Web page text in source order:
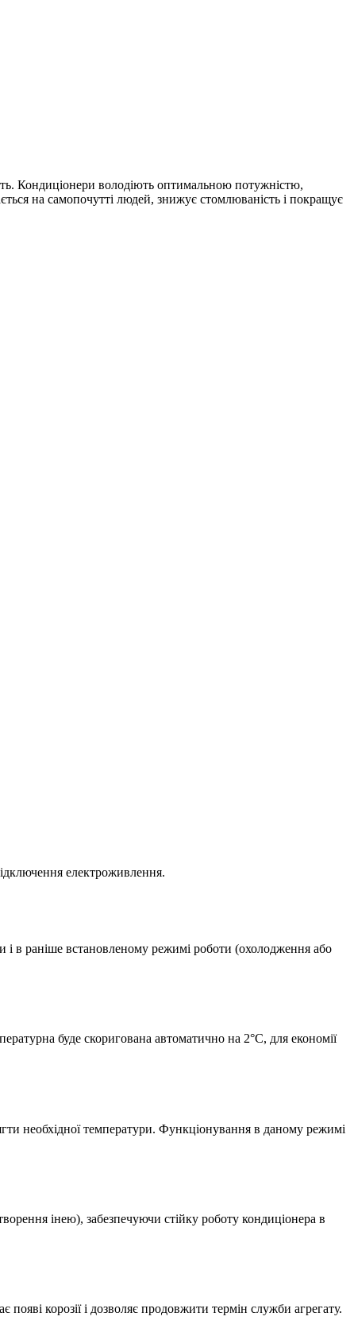
Кондиціонери володіють оптимальною потужністю,
на самопочутті людей, знижує стомлюваність і покращує
електроживлення.
і в раніше встановленому режимі роботи (охолодження або
буде скоригована автоматично на 2°С, для економії
необхідної температури. Функціонування в даному режимі
інею), забезпечуючи стійку роботу кондиціонера в
корозії і дозволяє продовжити термін служби агрегату.